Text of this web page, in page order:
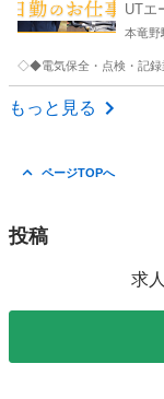
UTエ
本竜野
◇◆電気保全・点検・記録
兵庫 たつの市
もっと見る
ページTOPへ
投稿
求